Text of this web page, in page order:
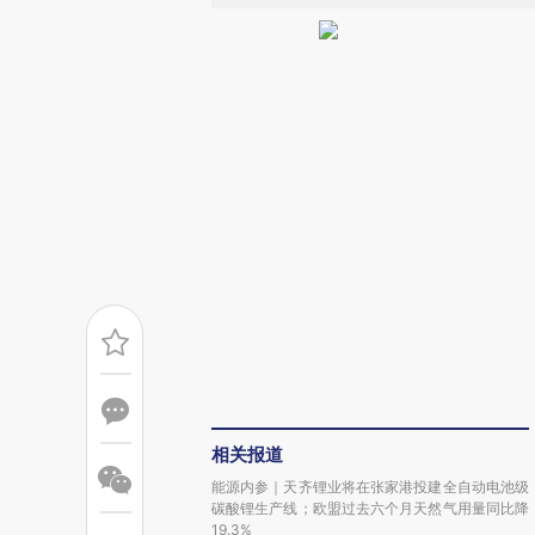
相关报道
能源内参｜天齐锂业将在张家港投建全自动电池级
碳酸锂生产线；欧盟过去六个月天然气用量同比降
19.3%